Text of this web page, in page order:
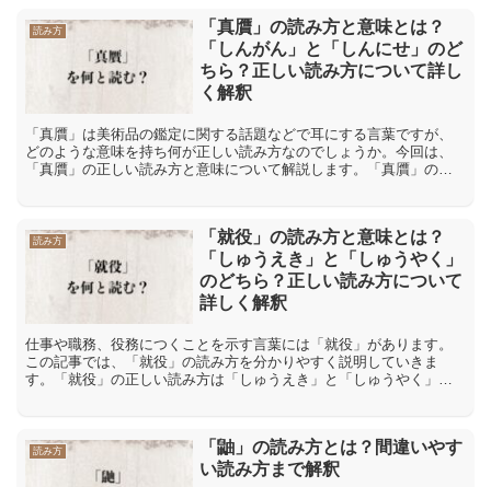
読み方
「真贋」の読み方と意味とは？
「しんがん」と「しんにせ」のど
ちら？正しい読み方について詳し
く解釈
「真贋」は美術品の鑑定に関する話題などで耳にする言葉ですが、
どのような意味を持ち何が正しい読み方なのでしょうか。今回は、
「真贋」の正しい読み方と意味について解説します。「真贋」の正
読み方
「就役」の読み方と意味とは？
「しゅうえき」と「しゅうやく」
のどちら？正しい読み方について
詳しく解釈
仕事や職務、役務につくことを示す言葉には「就役」があります。
この記事では、「就役」の読み方を分かりやすく説明していきま
す。「就役」の正しい読み方は「しゅうえき」と「しゅうやく」ど
読み方
「鼬」の読み方とは？間違いやす
い読み方まで解釈